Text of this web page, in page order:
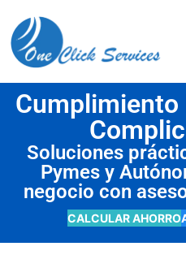
Soluciones
Pymes y
negocio con
CALCULAR AHORRO